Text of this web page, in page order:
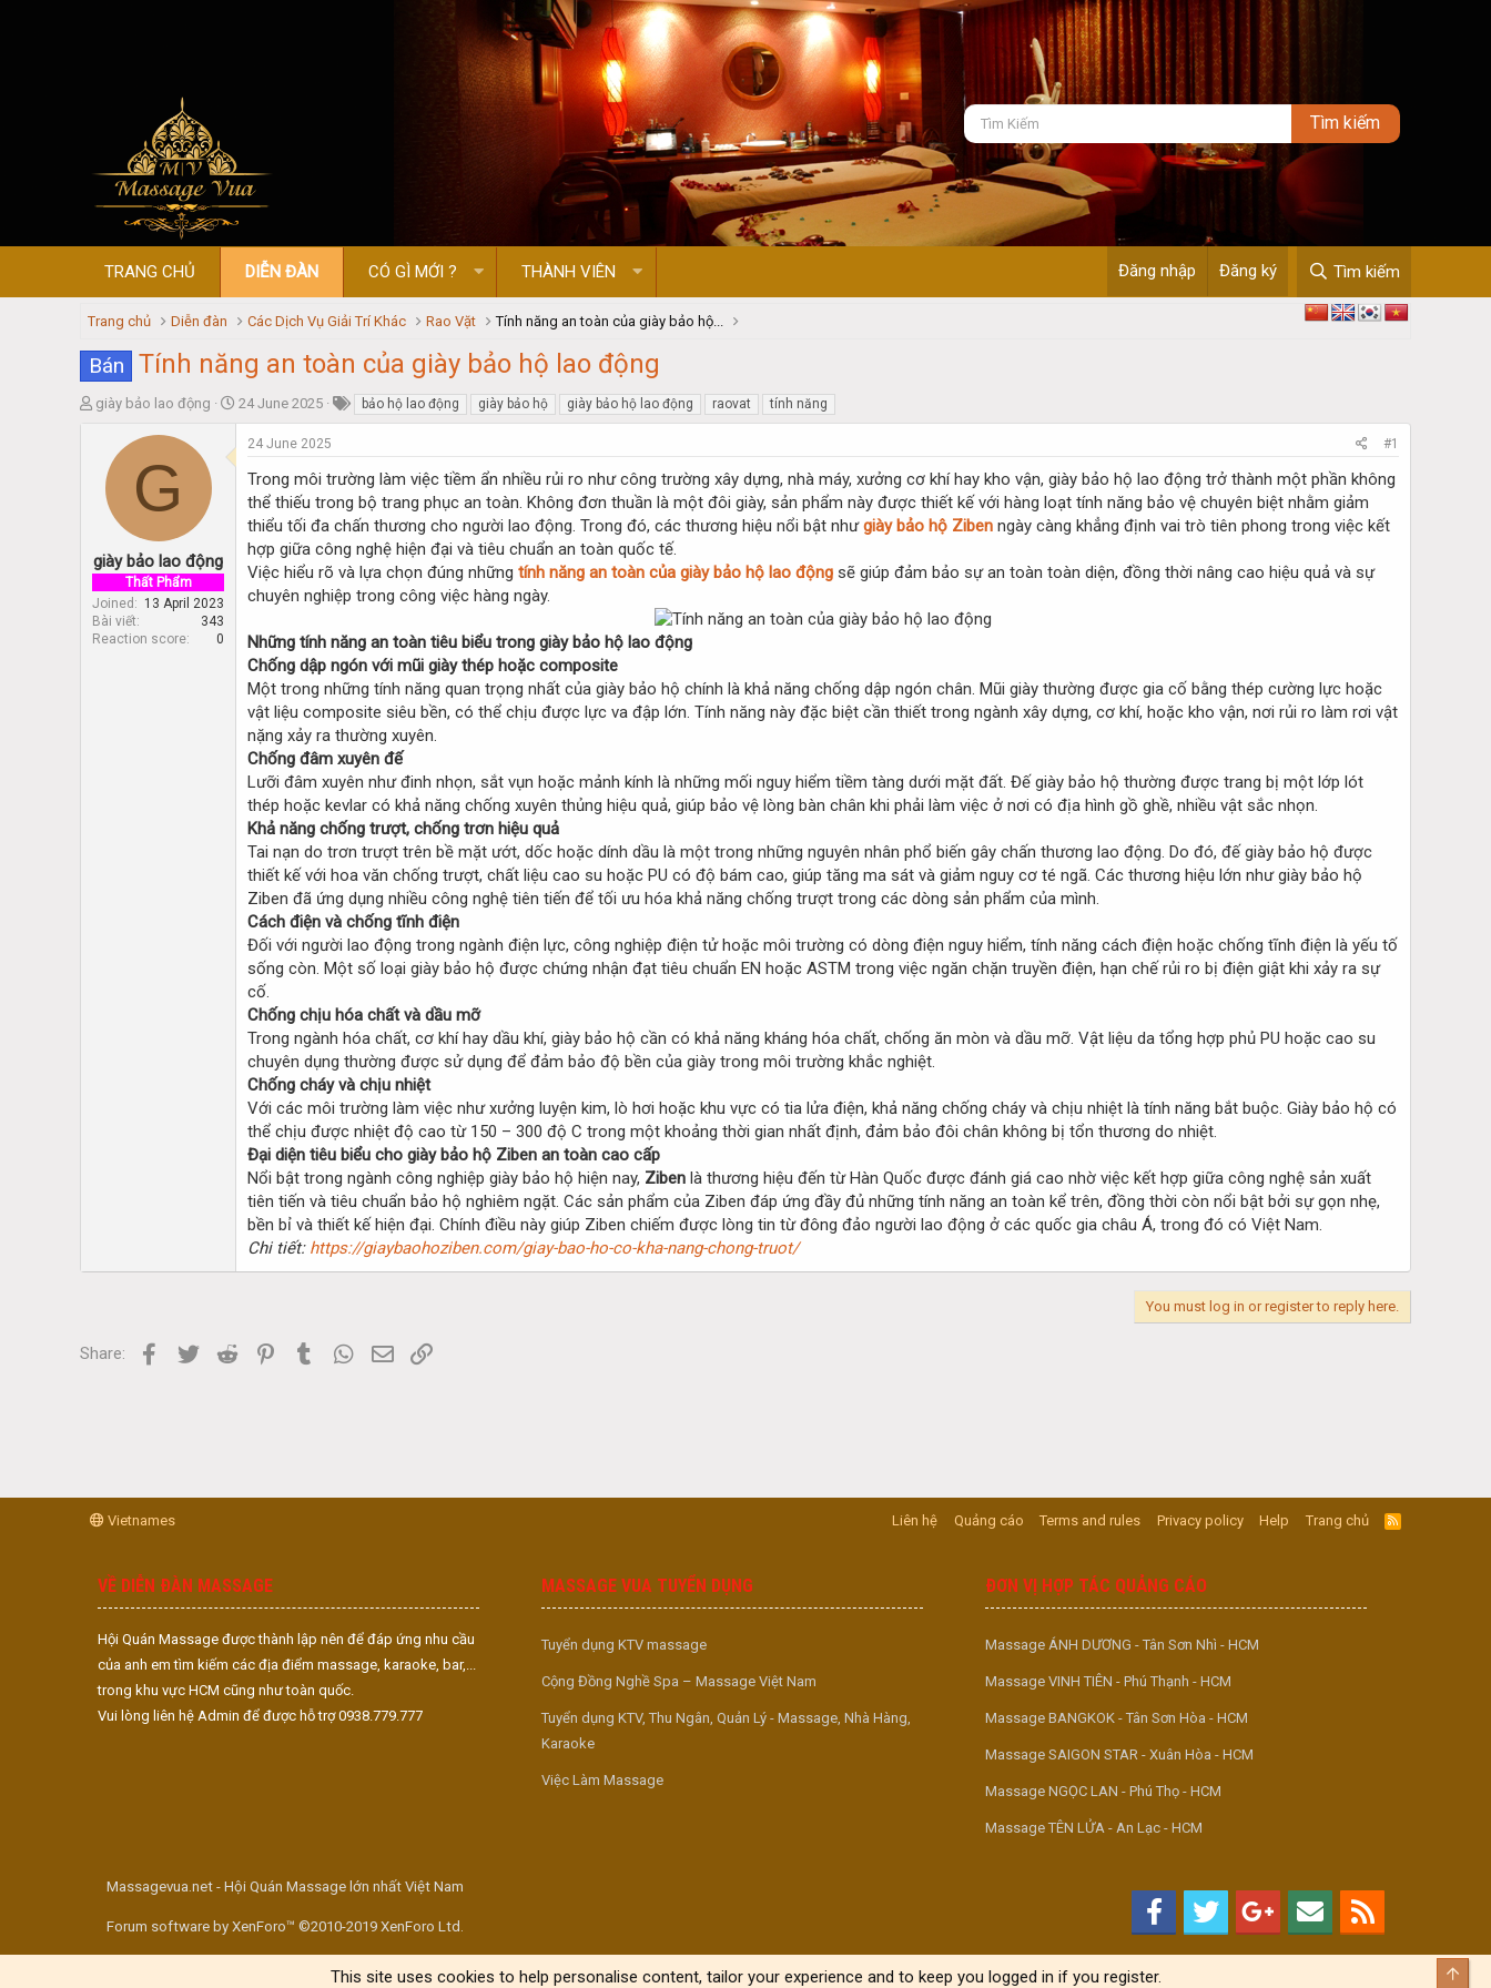
TRANG CHỦ DIỄN ĐÀN CÓ GÌ MỚI ? THÀNH VIÊN Đăng nhập Đăng ký Tìm kiếm
Trang chủ Diễn đàn Các Dịch Vụ Giải Trí Khác Rao Vặt Tính năng an toàn của giày bảo hộ...
Bán Tính năng an toàn của giày bảo hộ lao động
T
a
t
e
r
giày bảo lao động
S
t
24 June 2025 bảo hộ lao động giày bảo hộ giày bảo hộ lao động raovat tính năng
G
giày bảo lao động
Thất Phẩm
Joined
13 April 2023
Bài viết
343
Reaction score
0
24 June 2025 #1
Trong môi trường làm việc tiềm ẩn nhiều rủi ro như công trường xây dựng, nhà máy, xưởng cơ khí hay kho vận, giày bảo hộ lao động trở thành một phần không
thể thiếu trong bộ trang phục an toàn. Không đơn thuần là một đôi giày, sản phẩm này được thiết kế với hàng loạt tính năng bảo vệ chuyên biệt nhằm giảm
thiểu tối đa chấn thương cho người lao động. Trong đó, các thương hiệu nổi bật nhưgiày bảo hộ Ziben ngày càng khẳng định vai trò tiên phong trong việc kết
hợp giữa công nghệ hiện đại và tiêu chuẩn an toàn quốc tế.
Việc hiểu rõ và lựa chọn đúng những tính năng an toàn của giày bảo hộ lao động sẽ giúp đảm bảo sự an toàn toàn diện, đồng thời nâng cao hiệu quả và sự
chuyên nghiệp trong công việc hàng ngày.
Những tính năng an toàn tiêu biểu trong giày bảo hộ lao động
Chống dập ngón với mũi giày thép hoặc composite
Một trong những tính năng quan trọng nhất của giày bảo hộ chính là khả năng chống dập ngón chân. Mũi giày thường được gia cố bằng thép cường lực hoặc
vật liệu composite siêu bền, có thể chịu được lực va đập lớn. Tính năng này đặc biệt cần thiết trong ngành xây dựng, cơ khí, hoặc kho vận, nơi rủi ro làm rơi vật
nặng xảy ra thường xuyên.
Chống đâm xuyên đế
Lưỡi đâm xuyên như đinh nhọn, sắt vụn hoặc mảnh kính là những mối nguy hiểm tiềm tàng dưới mặt đất. Đế giày bảo hộ thường được trang bị một lớp lót
thép hoặc kevlar có khả năng chống xuyên thủng hiệu quả, giúp bảo vệ lòng bàn chân khi phải làm việc ở nơi có địa hình gồ ghề, nhiều vật sắc nhọn.
Khả năng chống trượt, chống trơn hiệu quả
Tai nạn do trơn trượt trên bề mặt ướt, dốc hoặc dính dầu là một trong những nguyên nhân phổ biến gây chấn thương lao động. Do đó, đế giày bảo hộ được
thiết kế với hoa văn chống trượt, chất liệu cao su hoặc PU có độ bám cao, giúp tăng ma sát và giảm nguy cơ té ngã. Các thương hiệu lớn như giày bảo hộ
Ziben đã ứng dụng nhiều công nghệ tiên tiến để tối ưu hóa khả năng chống trượt trong các dòng sản phẩm của mình.
Cách điện và chống tĩnh điện
Đối với người lao động trong ngành điện lực, công nghiệp điện tử hoặc môi trường có dòng điện nguy hiểm, tính năng cách điện hoặc chống tĩnh điện là yếu tố
sống còn. Một số loại giày bảo hộ được chứng nhận đạt tiêu chuẩn EN hoặc ASTM trong việc ngăn chặn truyền điện, hạn chế rủi ro bị điện giật khi xảy ra sự
cố.
Chống chịu hóa chất và dầu mỡ
Trong ngành hóa chất, cơ khí hay dầu khí, giày bảo hộ cần có khả năng kháng hóa chất, chống ăn mòn và dầu mỡ. Vật liệu da tổng hợp phủ PU hoặc cao su
chuyên dụng thường được sử dụng để đảm bảo độ bền của giày trong môi trường khắc nghiệt.
Chống cháy và chịu nhiệt
Với các môi trường làm việc như xưởng luyện kim, lò hơi hoặc khu vực có tia lửa điện, khả năng chống cháy và chịu nhiệt là tính năng bắt buộc. Giày bảo hộ có
thể chịu được nhiệt độ cao từ 150 – 300 độ C trong một khoảng thời gian nhất định, đảm bảo đôi chân không bị tổn thương do nhiệt.
Đại diện tiêu biểu cho giày bảo hộ Ziben an toàn cao cấp
Nổi bật trong ngành công nghiệp giày bảo hộ hiện nay, Ziben là thương hiệu đến từ Hàn Quốc được đánh giá cao nhờ việc kết hợp giữa công nghệ sản xuất
tiên tiến và tiêu chuẩn bảo hộ nghiêm ngặt. Các sản phẩm của Ziben đáp ứng đầy đủ những tính năng an toàn kể trên, đồng thời còn nổi bật bởi sự gọn nhẹ,
bền bỉ và thiết kế hiện đại. Chính điều này giúp Ziben chiếm được lòng tin từ đông đảo người lao động ở các quốc gia châu Á, trong đó có Việt Nam.
Chi tiết: https://giaybaohoziben.com/giay-bao-ho-co-kha-nang-chong-truot/
You must log in or register to reply here.
Share: Facebook
Twitter Reddit PinterestTumblr WhatsApp
Email
Vietnames Liên hệ Quảng cáo Terms and rules Privacy policy Help Trang chủ
R
S
VỀ DIỄN ĐÀN MASSAGE
Hội Quán Massage được thành lập nên để đáp ứng nhu cầu
của anh em tìm kiếm các địa điểm massage, karaoke, bar,...
trong khu vực HCM cũng như toàn quốc.
Vui lòng liên hệ Admin để được hỗ trợ 0938.779.777
MASSAGE VUA TUYỂN DỤNG
Tuyển dụng KTV massage
Cộng Đồng Nghề Spa – Massage Việt Nam
Tuyển dụng KTV, Thu Ngân, Quản Lý - Massage, Nhà Hàng,
Karaoke
Việc Làm Massage
ĐƠN VỊ HỢP TÁC QUẢNG CÁO
Massage ÁNH DƯƠNG - Tân Sơn Nhì - HCM
Massage VINH TIÊN - Phú Thạnh - HCM
Massage BANGKOK - Tân Sơn Hòa - HCM
Massage SAIGON STAR - Xuân Hòa - HCM
Massage NGỌC LAN - Phú Thọ - HCM
Massage TÊN LỬA - An Lạc - HCM
Massagevua.net - Hội Quán Massage lớn nhất Việt Nam
Forum software by XenForo™ ©2010-2019 XenForo Ltd.
This site uses cookies to help personalise content, tailor your experience and to keep you logged in if you register. Top